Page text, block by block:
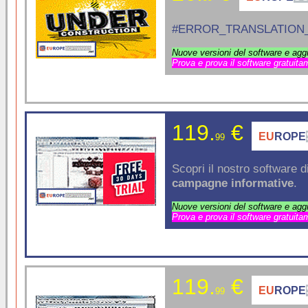
Nuove versioni del software e
Prova e prova il software
119. 99€ EU ROPE
Scopri il nostro software
campagne informative.
Nuove versioni del software e
Prova e prova il software
119. 99€ EU ROPE